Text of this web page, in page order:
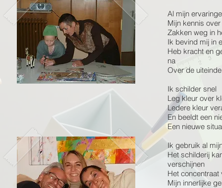
Al mijn
Mijn kennis
Zakken weg in
Ik bevind mij in
Heb kracht en
na
Over de
Ik schilder snel
Leg kleur over
Ledere kleur
En beeldt een
Een nieuwe
Ik gebruik al
Het schilderij
verschijnen
Het
Mijn innerlijke